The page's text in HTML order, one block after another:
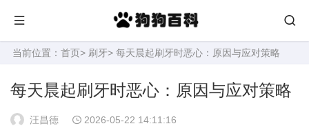
当前位置： 首页> 刷牙> 每天晨起刷牙时恶心：原因与应对策略
每天晨起刷牙时恶心：原因与应对策略
汪昌德 2026-05-22 14:11:16